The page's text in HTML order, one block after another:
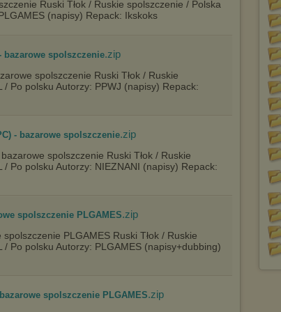
Istnieje możliwość zmiany ustawień przeglądarki
sposób uniemożliwiający przechowywanie plików
urządzeniu końcowym. Można również usunąć pliki
dokonując odpowiednich zmian w ustawieniach
internetowej.
Pełną informację na ten temat znajdziesz pod
http://chomikuj.pl/PolitykaPrywatnosci.aspx.
Ruski Tłok / Ruskie spolszczenie / Polska
(napisy) Repack: Ikskoks
bazarowe spolszczenie.zip
spolszczenie Ruski Tłok / Ruskie
Po polsku Autorzy: PPWJ (napisy) Repack:
- bazarowe spolszczenie.zip
spolszczenie Ruski Tłok / Ruskie
Po polsku Autorzy: NIEZNANI (napisy) Repack:
spolszczenie PLGAMES.zip
PLGAMES Ruski Tłok / Ruskie
Po polsku Autorzy: PLGAMES (napisy+dubbing)
spolszczenie PLGAMES.zip